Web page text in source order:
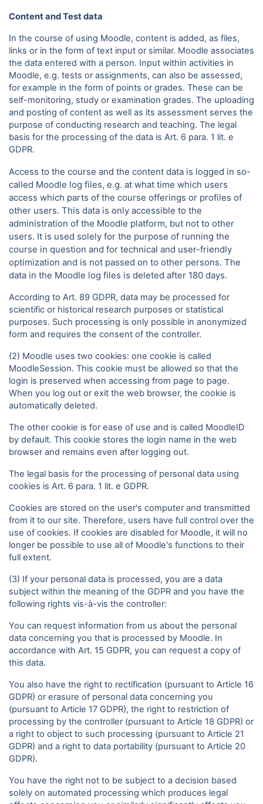
Content and Test data
In the course of using Moodle, content is added, as files,
links or in the form of text input or similar. Moodle associates
the data entered with a person. Input within activities in
Moodle, e.g. tests or assignments, can also be assessed,
for example in the form of points or grades. These can be
self-monitoring, study or examination grades. The uploading
and posting of content as well as its assessment serves the
purpose of conducting research and teaching. The legal
basis for the processing of the data is Art. 6 para. 1 lit. e
GDPR.
Access to the course and the content data is logged in so-
called Moodle log files, e.g. at what time which users
access which parts of the course offerings or profiles of
other users. This data is only accessible to the
administration of the Moodle platform, but not to other
users. It is used solely for the purpose of running the
course in question and for technical and user-friendly
optimization and is not passed on to other persons. The
data in the Moodle log files is deleted after 180 days.
According to Art. 89 GDPR, data may be processed for
scientific or historical research purposes or statistical
purposes. Such processing is only possible in anonymized
form and requires the consent of the controller.
(2) Moodle uses two cookies: one cookie is called
MoodleSession. This cookie must be allowed so that the
login is preserved when accessing from page to page.
When you log out or exit the web browser, the cookie is
automatically deleted.
The other cookie is for ease of use and is called MoodleID
by default. This cookie stores the login name in the web
browser and remains even after logging out.
The legal basis for the processing of personal data using
cookies is Art. 6 para. 1 lit. e GDPR.
Cookies are stored on the user's computer and transmitted
from it to our site. Therefore, users have full control over the
use of cookies. If cookies are disabled for Moodle, it will no
longer be possible to use all of Moodle's functions to their
full extent.
(3) If your personal data is processed, you are a data
subject within the meaning of the GDPR and you have the
following rights vis-à-vis the controller:
You can request information from us about the personal
data concerning you that is processed by Moodle. In
accordance with Art. 15 GDPR, you can request a copy of
this data.
You also have the right to rectification (pursuant to Article 16
GDPR) or erasure of personal data concerning you
(pursuant to Article 17 GDPR), the right to restriction of
processing by the controller (pursuant to Article 18 GDPR) or
a right to object to such processing (pursuant to Article 21
GDPR) and a right to data portability (pursuant to Article 20
GDPR).
You have the right not to be subject to a decision based
solely on automated processing which produces legal